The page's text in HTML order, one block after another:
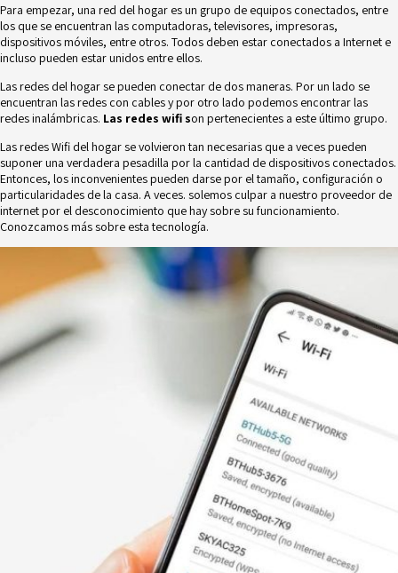
Para empezar, una red del hogar es un grupo de equipos conectados, entre
los que se encuentran las computadoras, televisores, impresoras,
dispositivos móviles, entre otros. Todos deben estar conectados a Internet e
incluso pueden estar unidos entre ellos.
Las redes del hogar se pueden conectar de dos maneras. Por un lado se
encuentran las redes con cables y por otro lado podemos encontrar las
redes inalámbricas. Las redes wifi son pertenecientes a este último grupo.
Las redes Wifi del hogar se volvieron tan necesarias que a veces pueden
suponer una verdadera pesadilla por la cantidad de dispositivos conectados.
Entonces, los inconvenientes pueden darse por el tamaño, configuración o
particularidades de la casa. A veces. solemos culpar a nuestro proveedor de
internet por el desconocimiento que hay sobre su funcionamiento.
Conozcamos más sobre esta tecnología.